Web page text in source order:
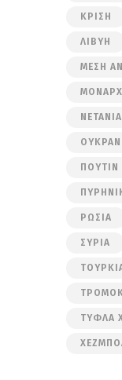
ΚΡΊΣΗ
ΛΙΒΎΗ
ΜΈΣΗ
ΠΟΎΤΙΝ
ΡΩΣΊΑ
ΣΥΡΊΑ
ΤΥΦΛΆ